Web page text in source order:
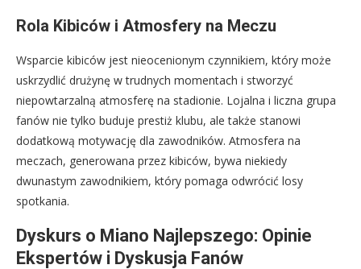
Rola Kibiców i Atmosfery na Meczu
Wsparcie kibiców jest nieocenionym czynnikiem, który może
uskrzydlić drużynę w trudnych momentach i stworzyć
niepowtarzalną atmosferę na stadionie. Lojalna i liczna grupa
fanów nie tylko buduje prestiż klubu, ale także stanowi
dodatkową motywację dla zawodników. Atmosfera na
meczach, generowana przez kibiców, bywa niekiedy
dwunastym zawodnikiem, który pomaga odwrócić losy
spotkania.
Dyskurs o Miano Najlepszego: Opinie
Ekspertów i Dyskusja Fanów